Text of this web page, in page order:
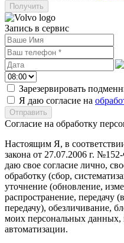
Запись в сервис
Зарезервировать
Я даю согласие на
Согласие на обработку
Настоящим Я, в
закона от 27.07.2006 г.
даю свое согласие лично,
обработку (сбор,
уточнение (обновление,
распространение, передачу
передачу), обезличивание,
моих персональных данных,
автоматизации.